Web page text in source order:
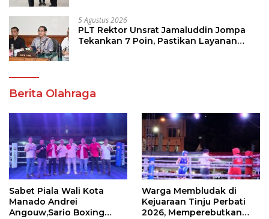
5 Agustus 2026
PLT Rektor Unsrat Jamaluddin Jompa
Tekankan 7 Poin, Pastikan Layanan
Berita Olahraga
Sabet Piala Wali Kota
Manado Andrei
Angouw,Sario Boxing
Warga Membludak di
Kejuaraan Tinju Perbati
2026, Memperebutkan